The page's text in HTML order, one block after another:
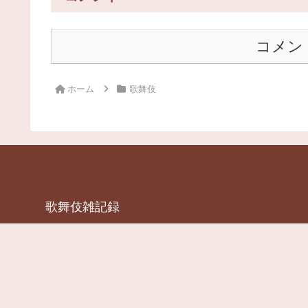
コメン
ホーム 歌舞伎
歌舞伎雑記録